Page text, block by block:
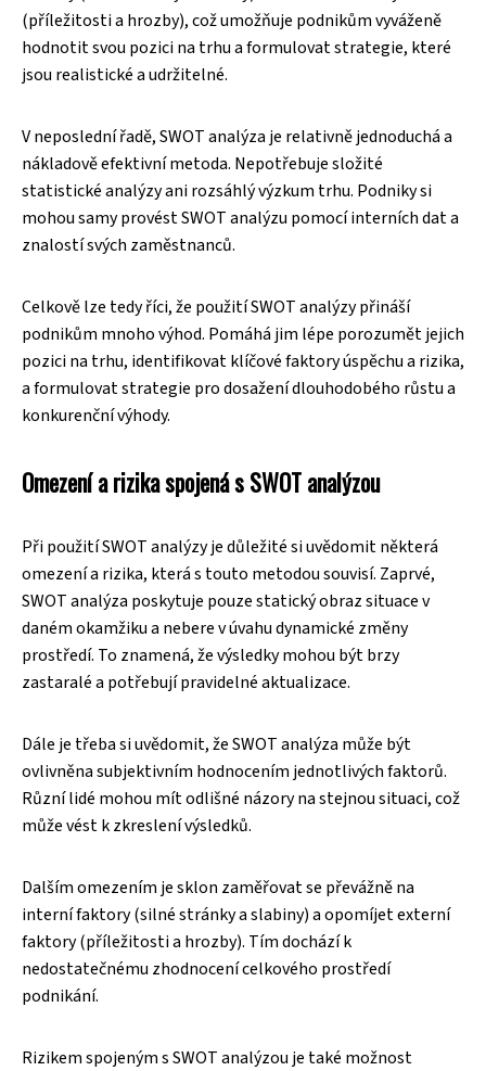
(příležitosti a hrozby), což umožňuje podnikům vyváženě
hodnotit svou pozici na trhu a formulovat strategie, které
jsou realistické a udržitelné.
V neposlední řadě, SWOT analýza je relativně jednoduchá a
nákladově efektivní metoda. Nepotřebuje složité
statistické analýzy ani rozsáhlý výzkum trhu. Podniky si
mohou samy provést SWOT analýzu pomocí interních dat a
znalostí svých zaměstnanců.
Celkově lze tedy říci, že použití SWOT analýzy přináší
podnikům mnoho výhod. Pomáhá jim lépe porozumět jejich
pozici na trhu, identifikovat klíčové faktory úspěchu a rizika,
a formulovat strategie pro dosažení dlouhodobého růstu a
konkurenční výhody.
Omezení a rizika spojená s SWOT analýzou
Při použití SWOT analýzy je důležité si uvědomit některá
omezení a rizika, která s touto metodou souvisí. Zaprvé,
SWOT analýza poskytuje pouze statický obraz situace v
daném okamžiku a nebere v úvahu dynamické změny
prostředí. To znamená, že výsledky mohou být brzy
zastaralé a potřebují pravidelné aktualizace.
Dále je třeba si uvědomit, že SWOT analýza může být
ovlivněna subjektivním hodnocením jednotlivých faktorů.
Různí lidé mohou mít odlišné názory na stejnou situaci, což
může vést k zkreslení výsledků.
Dalším omezením je sklon zaměřovat se převážně na
interní faktory (silné stránky a slabiny) a opomíjet externí
faktory (příležitosti a hrozby). Tím dochází k
nedostatečnému zhodnocení celkového prostředí
podnikání.
Rizikem spojeným s SWOT analýzou je také možnost